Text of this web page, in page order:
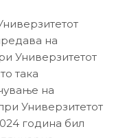
на
Универзитетот
така
на
Универзитетот
година бил